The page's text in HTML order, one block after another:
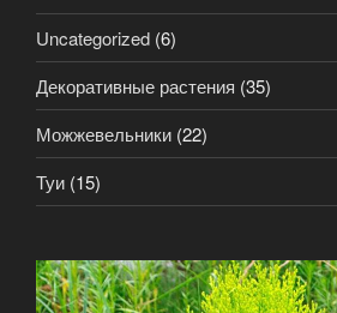
Uncategorized (6)
Декоративные растения (35)
Можжевельники (22)
Туи (15)